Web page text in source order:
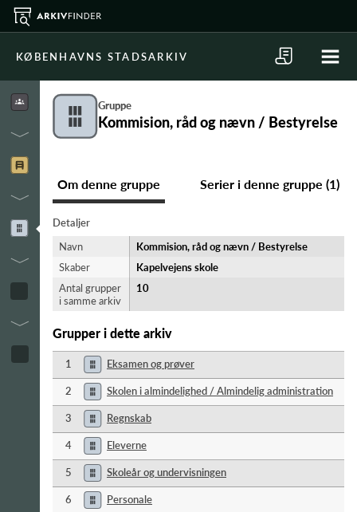
KØBENHAVNS STADSARKIV
Gruppe
Kommision, råd og nævn / Bestyrelse
Om denne gruppe Serier i denne gruppe (1)
Detaljer
Navn
Kommision, råd og nævn / Bestyrelse
Skaber
Kapelvejens skole
Antal grupper
i samme arkiv
10
Grupper i dette arkiv
1 Eksamen og prøver
2 Skolen i almindelighed / Almindelig administration
3 Regnskab
4 Eleverne
5 Skoleår og undervisningen
6 Personale